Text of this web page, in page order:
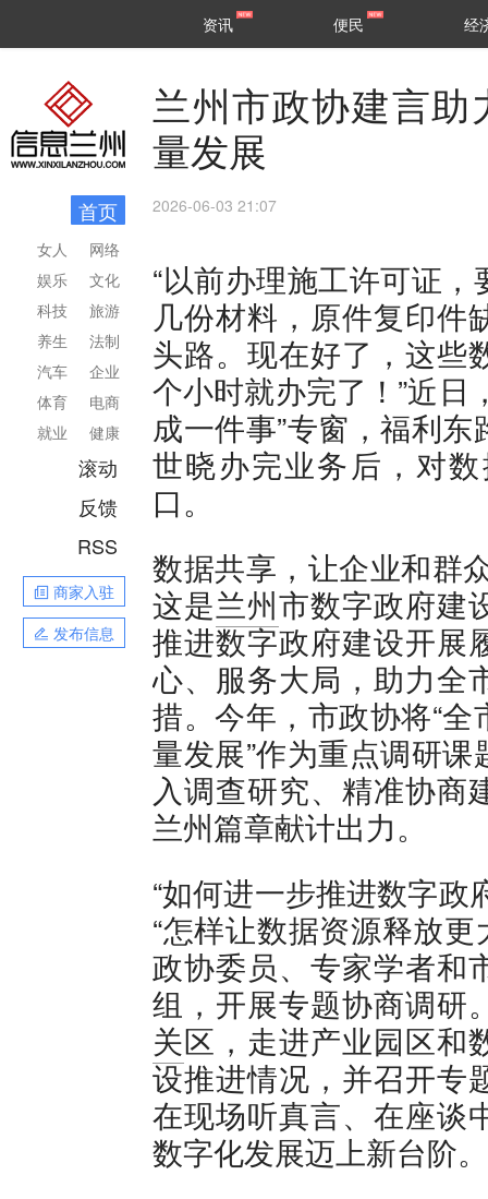
区县
资讯 便民 经
首页
网络
文化
旅游
法制
企业
电商
健康
女人
娱乐
科技
养生
汽车
体育
就业
滚动
反馈
RSS
商家入驻
发布信息
兰州市政协建言
量发展
2026-06-03 21:07
“以前办理施工许可证
几份材料，原件复印件
头路。现在好了，这些
个小时就办完了！”近日
成一件事”专窗，福利
世晓办完业务后，对
口。
数据共享，让企业和群
这是兰州市数字政府建
推进数字政府建设开展
心、服务大局，助力全
措。今年，市政协将“
量发展”作为重点调研
入调查研究、精准协商
兰州篇章献计出力。
“如何进一步推进数字政
“怎样让数据资源释放
政协委员、专家学者和
组，开展专题协商调研
关区，走进产业园区和
设推进情况，并召开专
在现场听真言、在座谈
数字化发展迈上新台阶。